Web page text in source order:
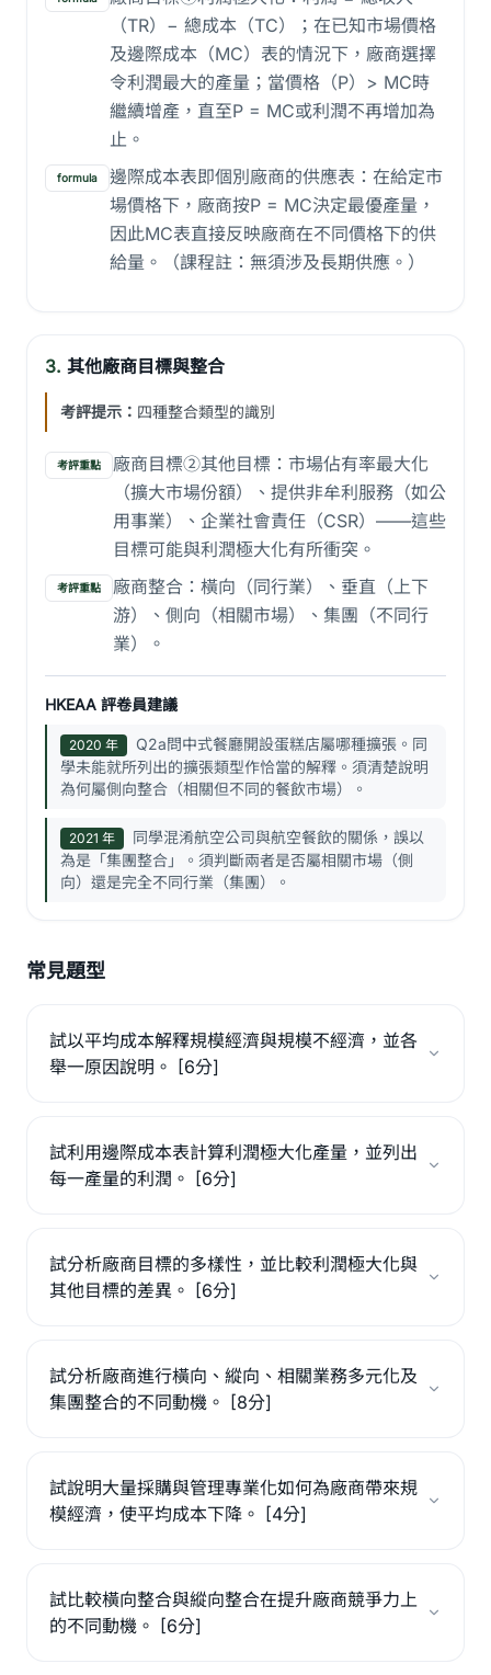
（TR）− 總成本（TC）；在已知市場價格
及邊際成本（MC）表的情況下，廠商選擇
令利潤最大的產量；當價格（P）> MC時
繼續增產，直至P = MC或利潤不再增加為
止。
formula
邊際成本表即個別廠商的供應表：在給定市
場價格下，廠商按P = MC決定最優產量，
因此MC表直接反映廠商在不同價格下的供
給量。（課程註：無須涉及長期供應。）
3. 其他廠商目標與整合
考評提示： 四種整合類型的識別
考評重點
廠商目標②其他目標：市場佔有率最大化
（擴大市場份額）、提供非牟利服務（如公
用事業）、企業社會責任（CSR）——這些
目標可能與利潤極大化有所衝突。
考評重點
廠商整合：橫向（同行業）、垂直（上下
游）、側向（相關市場）、集團（不同行
業）。
HKEAA 評卷員建議
2020 年
Q2a問中式餐廳開設蛋糕店屬哪種擴張。同
學未能就所列出的擴張類型作恰當的解釋。須清楚說明
為何屬側向整合（相關但不同的餐飲市場）。
2021 年
同學混淆航空公司與航空餐飲的關係，誤以
為是「集團整合」。須判斷兩者是否屬相關市場（側
向）還是完全不同行業（集團）。
常見題型
試以平均成本解釋規模經濟與規模不經濟，並各
舉一原因說明。 [6分]
試利用邊際成本表計算利潤極大化產量，並列出
每一產量的利潤。 [6分]
試分析廠商目標的多樣性，並比較利潤極大化與
其他目標的差異。 [6分]
試分析廠商進行橫向、縱向、相關業務多元化及
集團整合的不同動機。 [8分]
試說明大量採購與管理專業化如何為廠商帶來規
模經濟，使平均成本下降。 [4分]
試比較橫向整合與縱向整合在提升廠商競爭力上
的不同動機。 [6分]